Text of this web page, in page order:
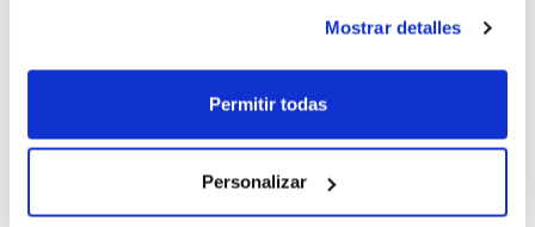
Mostrar detalles
Permitir todas
Personalizar
Cualquier persona que quiera contabilizar
como acreditación de formación
complementaria, será requisito
imprescindible que se haya inscrito
previamente a la actividad a través de